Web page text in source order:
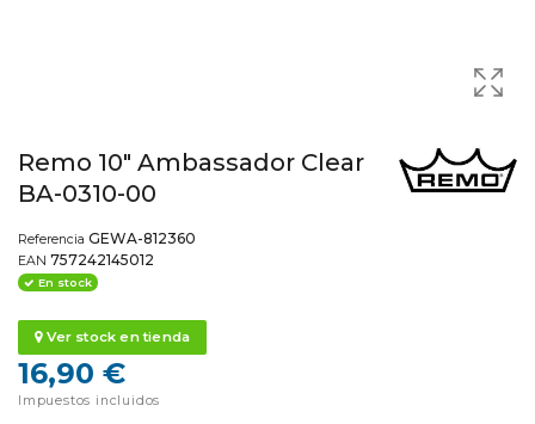
Remo 10" Ambassador Clear
BA-0310-00
Referencia GEWA-812360
EAN 757242145012
En stock
Ver stock en tienda
16,90 €
Impuestos incluidos